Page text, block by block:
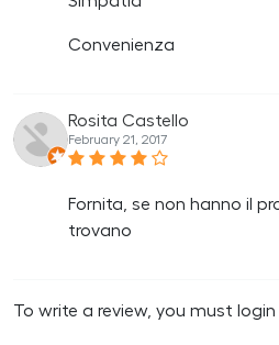
Convenienza
Rosita Castello
February 21, 2017
Fornita, se non hanno il
trovano
To write a review, you must